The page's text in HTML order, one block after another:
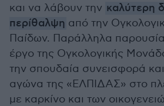
και να λάβουν την καλύτερη
περίθαλψη από την
Παίδων. Παράλληλα
έργο της Ογκολογικής
την σπουδαία συνεισφορά
αγώνα της «ΕΛΠΙΔΑΣ» στο
με καρκίνο και των